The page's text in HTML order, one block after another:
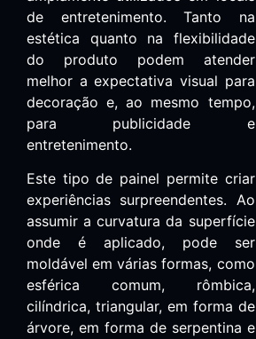
de entretenimento. Tanto na
estética quanto na flexibilidade
do produto podem atender
melhor a expectativa visual para
decoração e, ao mesmo tempo,
para publicidade e
entretenimento.
Este tipo de painel permite criar
experiências surpreendentes. Ao
assumir a curvatura da superfície
onde é aplicado, pode ser
moldável em várias formas, como
esférica comum, rômbica,
cilíndrica, triangular, em forma de
árvore, em forma de serpentina e